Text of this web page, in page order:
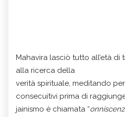
Mahavira lasciò tutto all’età di
alla ricerca della
verità spirituale, meditando
consecuitivi prima di
jainismo è chiamata “